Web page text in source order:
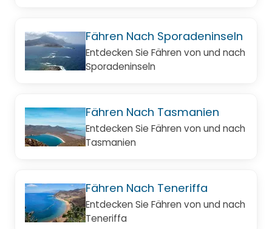
Fähren Nach Sporadeninseln
Entdecken Sie Fähren von und nach
Sporadeninseln
Fähren Nach Tasmanien
Entdecken Sie Fähren von und nach
Tasmanien
Fähren Nach Teneriffa
Entdecken Sie Fähren von und nach
Teneriffa